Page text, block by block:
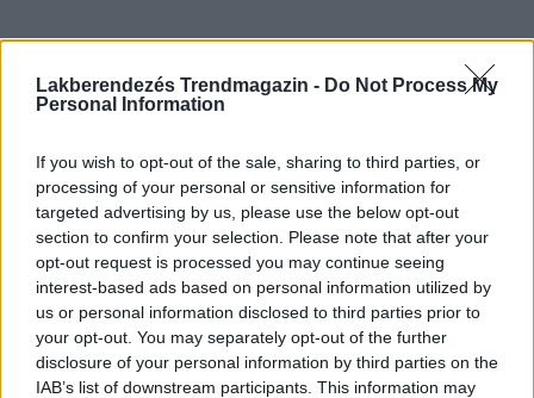
Lakberendezés Trendmagazin - Do Not Process My
Personal Information
If you wish to opt-out of the sale, sharing to third parties, or
processing of your personal or sensitive information for
targeted advertising by us, please use the below opt-out
section to confirm your selection. Please note that after your
opt-out request is processed you may continue seeing
interest-based ads based on personal information utilized by
us or personal information disclosed to third parties prior to
your opt-out. You may separately opt-out of the further
disclosure of your personal information by third parties on the
IAB’s list of downstream participants. This information may
Friss a főoldalról: